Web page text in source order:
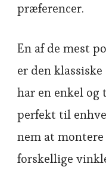
præferencer.
En af de mest
er den
har en enkel
perfekt til
nem at
forskellige